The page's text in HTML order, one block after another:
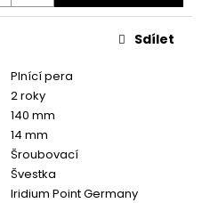
Plnící pera
2 roky
140 mm
14 mm
Šroubovací
Švestka
Iridium Point Germany
Sdílet